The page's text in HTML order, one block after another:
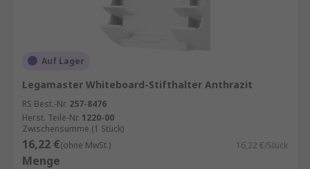
Auf Lager
Legamaster Whiteboard-Stifthalter Anthrazit
RS Best.-Nr. 257-8476
Herst. Teile-Nr. 1220-00
Zwischensumme (1 Stück)
16,22 €(ohne MwSt.) 16,22 €/Stück
Menge